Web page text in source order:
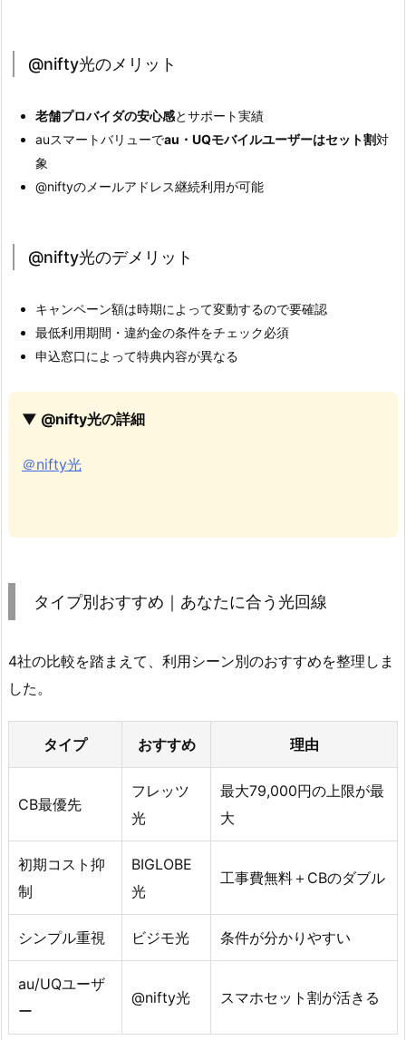
@nifty光のメリット
老舗プロバイダの安心感とサポート実績
auスマートバリューでau・UQモバイルユーザーはセット割対
象
@niftyのメールアドレス継続利用が可能
@nifty光のデメリット
キャンペーン額は時期によって変動するので要確認
最低利用期間・違約金の条件をチェック必須
申込窓口によって特典内容が異なる
▼ @nifty光の詳細
＠nifty光
タイプ別おすすめ｜あなたに合う光回線
4社の比較を踏まえて、利用シーン別のおすすめを整理しま
した。
タイプ おすすめ 理由
CB最優先
フレッツ
光
最大79,000円の上限が最
大
初期コスト抑
制
BIGLOBE
光
工事費無料＋CBのダブル
シンプル重視 ビジモ光 条件が分かりやすい
au/UQユーザ
ー
@nifty光 スマホセット割が活きる